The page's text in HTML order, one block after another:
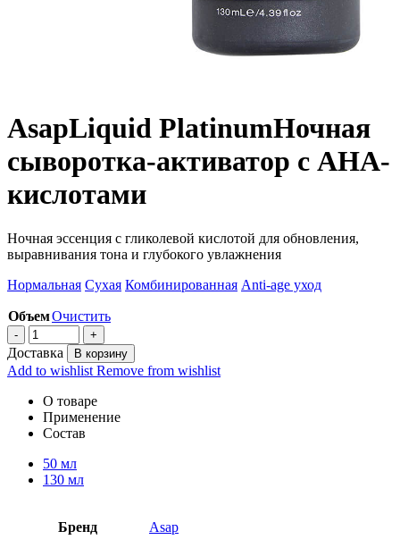
AsapLiquid PlatinumНочная
сыворотка-активатор с AHA-
кислотами
Ночная эссенция с гликолевой кислотой для обновления,
выравнивания тона и глубокого увлажнения
Нормальная Сухая Комбинированная Anti-age уход
ОбъемОчистить
Доставка В корзину
Add to wishlist Remove from wishlist
О товаре
Применение
Состав
50 мл
130 мл
Бренд Asap